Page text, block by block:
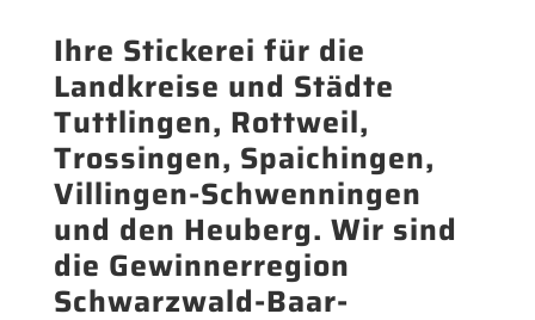
Ihre Stickerei für die
Landkreise und Städte
Tuttlingen, Rottweil,
Trossingen, Spaichingen,
Villingen-Schwenningen
und den Heuberg. Wir sind
die Gewinnerregion
Schwarzwald-Baar-